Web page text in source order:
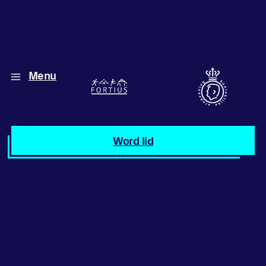
Menu
Word lid
Diverse disciplines
onder één dak
Atletiek